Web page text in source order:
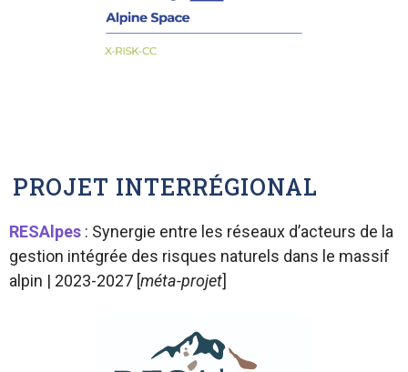
PROJET INTERRÉGIONAL
RESAlpes : Synergie entre les réseaux d’acteurs de la
gestion intégrée des risques naturels dans le massif
alpin | 2023-2027 [méta-projet]